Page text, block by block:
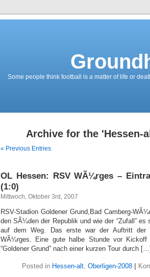
Some people think football is a matter of life or
Archive for the 'Hessen-
« Previous Entries
OL Hessen: RSV WÃ¼rges –
(1:0)
Mittwoch, Oktober 3rd, 2007
RSV-Stadion Goldener Grund,Bad Camberg-
den SÃ¼den der Republik und wie der “Zufall”
auf dem Weg. Das erste war der Auftritt der
WÃ¼rges. Eine gute halbe Stunde vor Kickoff
“Goldener Grund” nach einer kurzen Tour durch
Posted in Hessen-alt, Oberligen-2008